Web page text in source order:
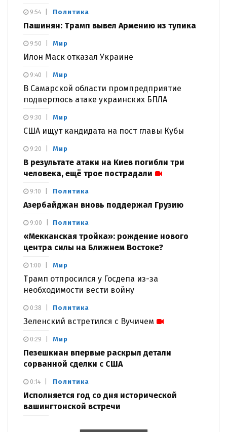
Политика
Пашинян: Трамп вывел Армению из тупика
9:54
Мир
Илон Маск отказал Украине
9:50
Мир
В Самарской области промпредприятие
подверглось атаке украинских БПЛА
9:40
Мир
США ищут кандидата на пост главы Кубы
9:30
Мир
В результате атаки на Киев погибли три
человека, ещё трое пострадали
9:20
Политика
Азербайджан вновь поддержал Грузию
9:10
Политика
«Мекканская тройка»: рождение нового
центра силы на Ближнем Востоке?
9:00
Мир
Трамп отпросился у Госдепа из-за
необходимости вести войну
1:00
Политика
Зеленский встретился с Вучичем
0:38
Мир
Пезешкиан впервые раскрыл детали
сорванной сделки с США
0:29
Политика
Исполняется год со дня исторической
вашингтонской встречи
0:14